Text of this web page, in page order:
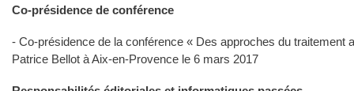
Co-présidence de conférence
- Co-présidence de la conférence « Des approches du traitement
Patrice Bellot à Aix-en-Provence le 6 mars 2017